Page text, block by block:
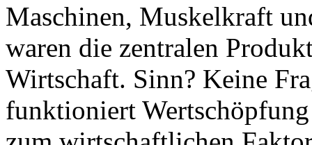
Maschinen, Muskelkraft
waren die zentralen
Wirtschaft. Sinn? Keine
funktioniert